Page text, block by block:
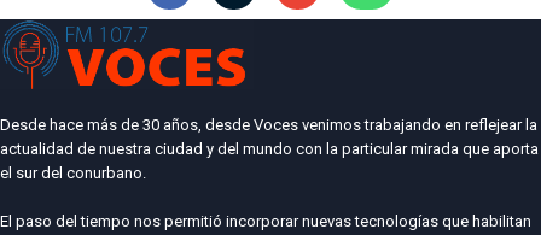
Desde hace más de 30 años, desde Voces venimos trabajando en reflejear la
actualidad de nuestra ciudad y del mundo con la particular mirada que aporta
el sur del conurbano.
El paso del tiempo nos permitió incorporar nuevas tecnologías que habilitan